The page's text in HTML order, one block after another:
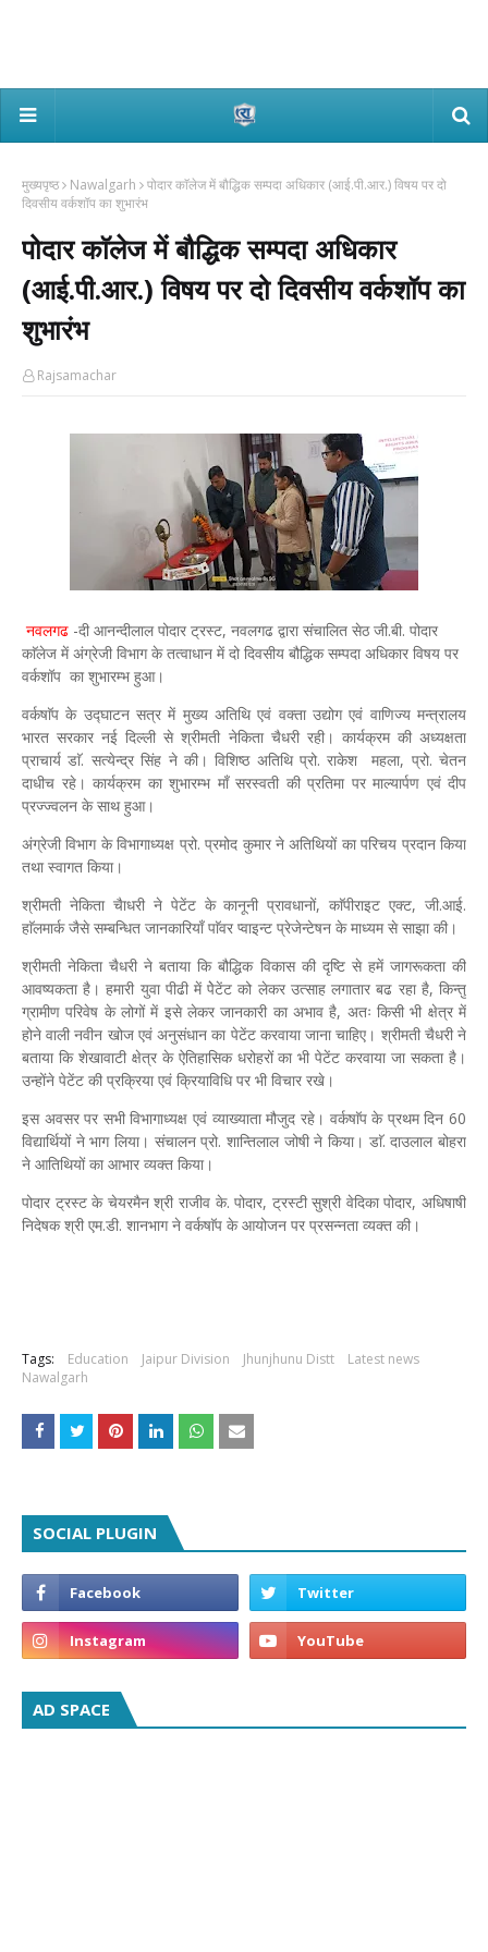
मुख्यपृष्ठ Nawalgarh
पोदार काॅलेज में बौद्धिक सम्पदा अधिकार (आई.पी.आर.) विषय पर दो
दिवसीय वर्कशॉप का शुभारंभ
पोदार काॅलेज में बौद्धिक सम्पदा अधिकार
(आई.पी.आर.) विषय पर दो दिवसीय वर्कशॉप का
शुभारंभ
Rajsamachar
नवलगढ -दी आनन्दीलाल पोदार ट्रस्ट, नवलगढ द्वारा संचालित सेठ जी.बी. पोदार
काॅलेज में अंग्रेजी विभाग के तत्वाधान में दो दिवसीय बौद्धिक सम्पदा अधिकार विषय पर
वर्कशॉप का शुभारम्भ हुआ।
वर्कषाॅप के उद्घाटन सत्र में मुख्य अतिथि एवं वक्ता उद्योग एवं वाणिज्य मन्त्रालय
भारत सरकार नई दिल्ली से श्रीमती नेकिता चैधरी रही। कार्यक्रम की अध्यक्षता
प्राचार्य डाॅ. सत्येन्द्र सिंह ने की। विशिष्ठ अतिथि प्रो. राकेश महला, प्रो. चेतन
दाधीच रहे। कार्यक्रम का शुभारम्भ माँ सरस्वती की प्रतिमा पर माल्यार्पण एवं दीप
प्रज्ज्वलन के साथ हुआ।
अंग्रेजी विभाग के विभागाध्यक्ष प्रो. प्रमोद कुमार ने अतिथियों का परिचय प्रदान किया
तथा स्वागत किया।
श्रीमती नेकिता चैाधरी ने पेटेंट के कानूनी प्रावधानों, काॅपीराइट एक्ट, जी.आई.
हाॅलमार्क जैसे सम्बन्धित जानकारियाँ पाॅवर प्वाइन्ट प्रेजेन्टेषन के माध्यम से साझा की।
श्रीमती नेकिता चैधरी ने बताया कि बौद्धिक विकास की दृष्टि से हमें जागरूकता की
आवष्यकता है। हमारी युवा पीढी में पेेटेंट को लेकर उत्साह लगातार बढ रहा है, किन्तु
ग्रामीण परिवेष के लोगों में इसे लेकर जानकारी का अभाव है, अतः किसी भी क्षेत्र में
होने वाली नवीन खोज एवं अनुसंधान का पेटेंट करवाया जाना चाहिए। श्रीमती चैधरी ने
बताया कि शेखावाटी क्षेत्र के ऐतिहासिक धरोहरों का भी पेटेंट करवाया जा सकता है।
उन्होंने पेटेंट की प्रक्रिया एवं क्रियाविधि पर भी विचार रखे।
इस अवसर पर सभी विभागाध्यक्ष एवं व्याख्याता मौजुद रहे। वर्कषाॅप के प्रथम दिन 60
विद्यार्थियों ने भाग लिया। संचालन प्रो. शान्तिलाल जोषी ने किया। डाॅ. दाउलाल बोहरा
ने आतिथियों का आभार व्यक्त किया।
पोदार ट्रस्ट के चेयरमैन श्री राजीव के. पोदार, ट्रस्टी सुश्री वेदिका पोदार, अधिषाषी
निदेषक श्री एम.डी. शानभाग ने वर्कषाॅप के आयोजन पर प्रसन्नता व्यक्त की।
Tags: Education Jaipur Division Jhunjhunu Distt
Latest news
Nawalgarh
SOCIAL PLUGIN
AD SPACE